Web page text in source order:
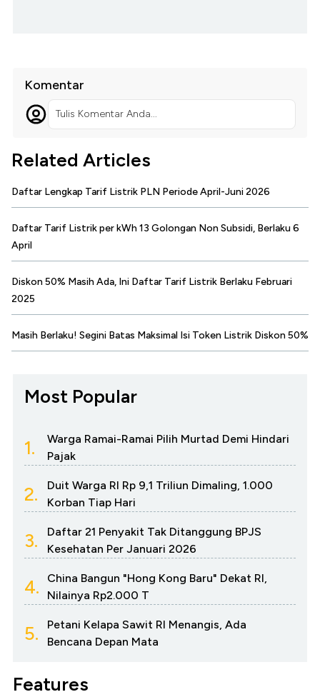
Komentar
Tulis Komentar Anda...
Related Articles
Daftar Lengkap Tarif Listrik PLN Periode April-Juni 2026
Daftar Tarif Listrik per kWh 13 Golongan Non Subsidi, Berlaku 6
April
Diskon 50% Masih Ada, Ini Daftar Tarif Listrik Berlaku Februari
2025
Masih Berlaku! Segini Batas Maksimal Isi Token Listrik Diskon 50%
Most Popular
1.
Warga Ramai-Ramai Pilih Murtad Demi Hindari
Pajak
2.
Duit Warga RI Rp 9,1 Triliun Dimaling, 1.000
Korban Tiap Hari
3.
Daftar 21 Penyakit Tak Ditanggung BPJS
Kesehatan Per Januari 2026
4.
China Bangun "Hong Kong Baru" Dekat RI,
Nilainya Rp2.000 T
5.
Petani Kelapa Sawit RI Menangis, Ada
Bencana Depan Mata
Features